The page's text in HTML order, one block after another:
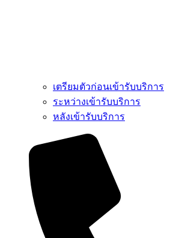
เตรียมตัวก่อนเข้ารับบริการ
ระหว่างเข้ารับบริการ
หลังเข้ารับบริการ